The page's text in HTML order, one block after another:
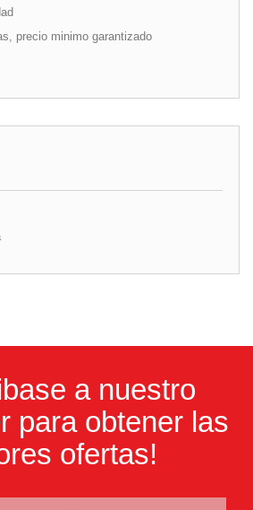
precio minimo garantizado
a nuestro
para obtener las
ofertas!